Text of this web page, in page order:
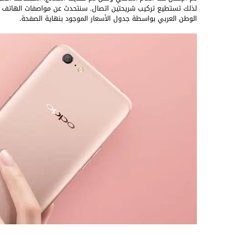
لذلك تستطيع تركيب شريحتين اتصال. سنتحدث عن مواصفات الهاتف
الوطن العربي بواسطة جدول الأسعار الموجود بنهاية الصفحة.